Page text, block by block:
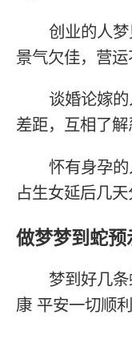
创业的人
景气欠佳，营运
谈婚论嫁
差距，互相了解
怀有身孕
占生女延后几天
做梦梦到蛇预
梦到好几
康 平安一切顺利